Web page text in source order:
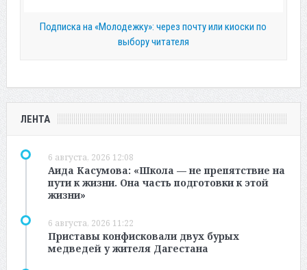
Подписка на «Молодежку»: через почту или киоски по
выбору читателя
ЛЕНТА
6 августа, 2026 12:08
Аида Касумова: «Школа — не препятствие на
пути к жизни. Она часть подготовки к этой
жизни»
6 августа, 2026 11:22
Приставы конфисковали двух бурых
медведей у жителя Дагестана